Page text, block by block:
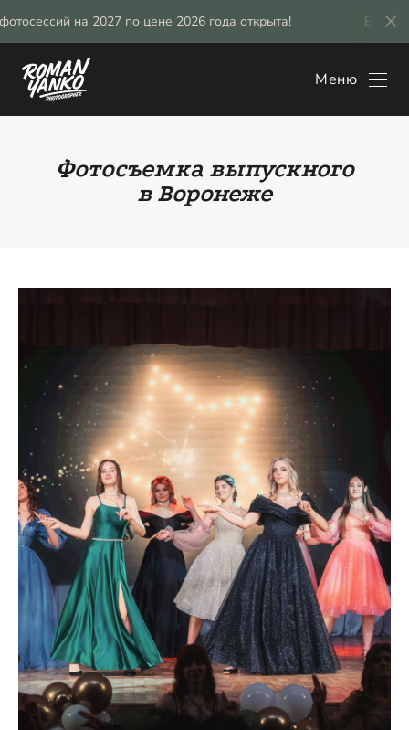
на 2027 по цене 2026 года открыта!
Меню
Фотосъемка выпускного
в Воронеже